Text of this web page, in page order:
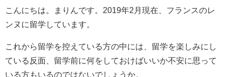
こんにちは。まりんです。2019年2月現在、フランスのレ
ンヌに留学しています。
これから留学を控えている方の中には、留学を楽しみにし
ている反面、留学前に何をしておけばいいか不安に思って
いる方もいるのではないでしょうか。